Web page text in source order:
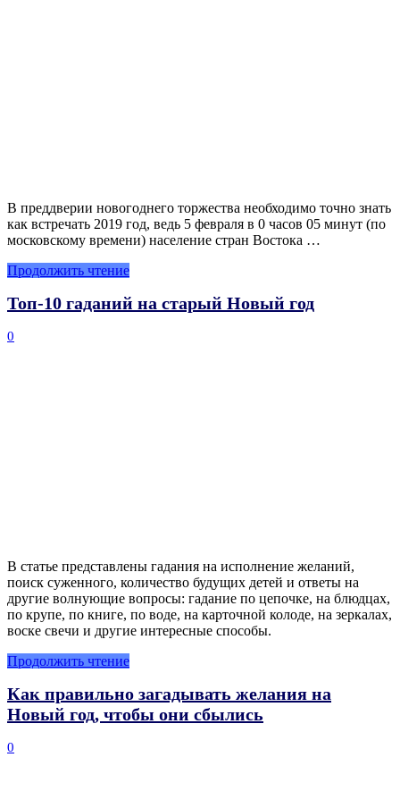
В преддверии новогоднего торжества необходимо точно знать
как встречать 2019 год, ведь 5 февраля в 0 часов 05 минут (по
московскому времени) население стран Востока …
Продолжить чтение
Топ-10 гаданий на старый Новый год
0
В статье представлены гадания на исполнение желаний,
поиск суженного, количество будущих детей и ответы на
другие волнующие вопросы: гадание по цепочке, на блюдцах,
по крупе, по книге, по воде, на карточной колоде, на зеркалах,
воске свечи и другие интересные способы.
Продолжить чтение
Как правильно загадывать желания на
Новый год, чтобы они сбылись
0